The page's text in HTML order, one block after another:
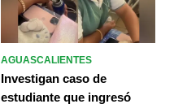
AGUASCALIENTES
Investigan caso de
estudiante que ingresó